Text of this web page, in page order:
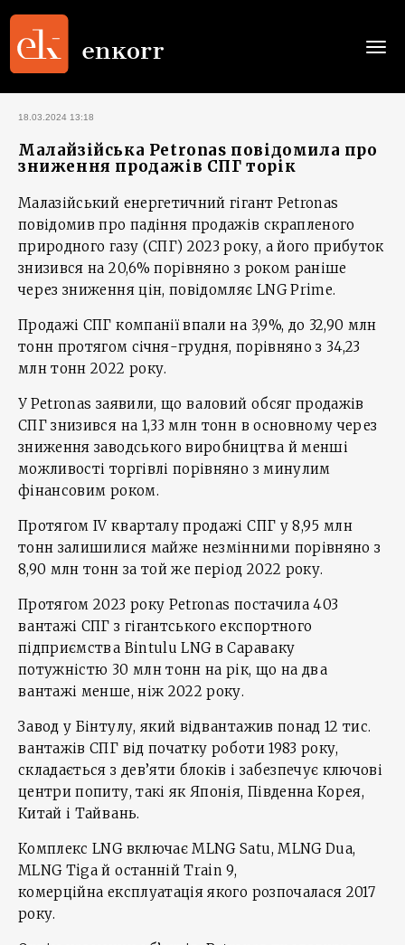
18.03.2024 13:18
Малайзійська Petronas повідомила про
зниження продажів СПГ торік
Малазійський енергетичний гігант Petronas
повідомив про падіння продажів скрапленого
природного газу (СПГ) 2023 року, а його прибуток
знизився на 20,6% порівняно з роком раніше
через зниження цін, повідомляє LNG Prime.
Продажі СПГ компанії впали на 3,9%, до 32,90 млн
тонн протягом січня-грудня, порівняно з 34,23
млн тонн 2022 року.
У Petronas заявили, що валовий обсяг продажів
СПГ знизився на 1,33 млн тонн в основному через
зниження заводського виробництва й менші
можливості торгівлі порівняно з минулим
фінансовим роком.
Протягом ІV кварталу продажі СПГ у 8,95 млн
тонн залишилися майже незмінними порівняно з
8,90 млн тонн за той же період 2022 року.
Протягом 2023 року Petronas постачила 403
вантажі СПГ з гігантського експортного
підприємства Bintulu LNG в Сараваку
потужністю 30 млн тонн на рік, що на два
вантажі менше, ніж 2022 року.
Завод у Бінтулу, який відвантажив понад 12 тис.
вантажів СПГ від початку роботи 1983 року,
складається з дев’яти блоків і забезпечує ключові
центри попиту, такі як Японія, Південна Корея,
Китай і Тайвань.
Комплекс LNG включає MLNG Satu, MLNG Dua,
MLNG Tiga й останній Train 9,
комерційна експлуатація якого розпочалася 2017
року.